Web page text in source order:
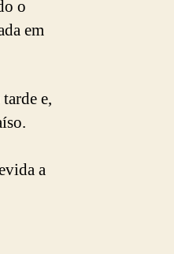
o
em
e,
a